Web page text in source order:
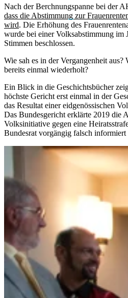
Nach der Berchnungspanne bei der
dass die Abstimmung zur
wird. Die Erhöhung des
wurde bei einer Volksabstimmung im
Stimmen beschlossen.
Wie sah es in der Vergangenheit
bereits einmal wiederholt?
Ein Blick in die Geschichtsbücher
höchste Gericht erst einmal in der
das Resultat einer eidgenössischen
Das Bundesgericht erklärte 2019 die
Volksinitiative gegen eine
Bundesrat vorgängig falsch informiert